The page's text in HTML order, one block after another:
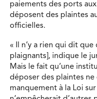
paiements des ports
déposent des plaintes
officielles.
« Il n’y a rien qui dit que
plaignants], indique le
Mais le fait qu’une
déposer des plaintes
manquement à la Loi